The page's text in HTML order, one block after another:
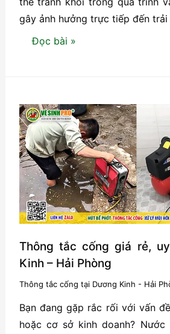
gây ảnh hưởng trực tiếp đến
Dịch
cống
cho
nhà
nghỉ-
Giá
rẻ,
uy
tín
và
chuyên
Đọc bài »
Thông tắc cống giá rẻ,
Kinh – Hải Phòng
Thông tắc cống tại Dương Kinh - Hải
Bạn đang gặp rắc rối với vấn
hoặc cơ sở kinh doanh?